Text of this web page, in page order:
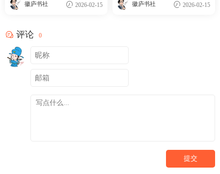
徽庐书社 2026-02-15 徽庐书社 2026-02-15
评论 0
提交